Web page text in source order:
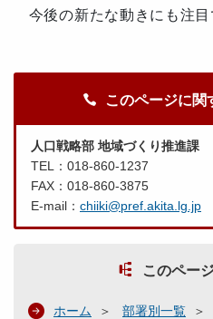
今後の新たな動きにも注目
このページに関
人口戦略部 地域づくり推進課
TEL：018-860-1237
FAX：018-860-3875
E-mail： chiiki@pref.akita.lg.jp
このペー
ホーム 部署別一覧